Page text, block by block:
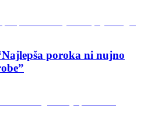
poroka ni nujno